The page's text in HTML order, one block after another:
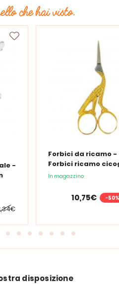
che hai visto.
-
Forbici da ricamo -
Forbici ricamo
In magazzino
10,75€ -50%
disposizione